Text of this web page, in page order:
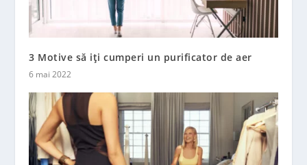
3 Motive să iți cumperi un purificator de aer
6 mai 2022